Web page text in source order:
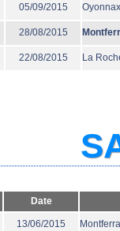
05/09/2015 Oyonnax
28/08/2015
22/08/2015 La
Date
13/06/2015